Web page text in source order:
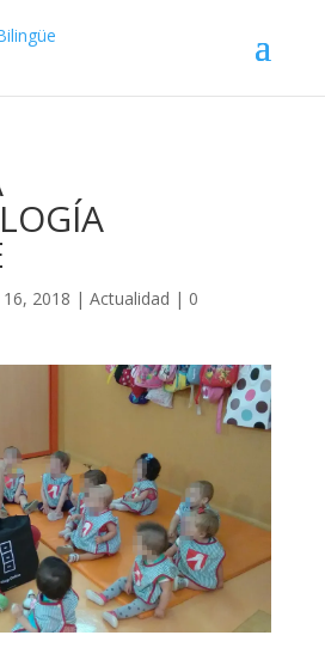
2018 | Actualidad | 0